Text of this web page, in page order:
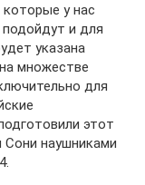
у нас
и для
указана
множестве
для
этот
Сони наушниками